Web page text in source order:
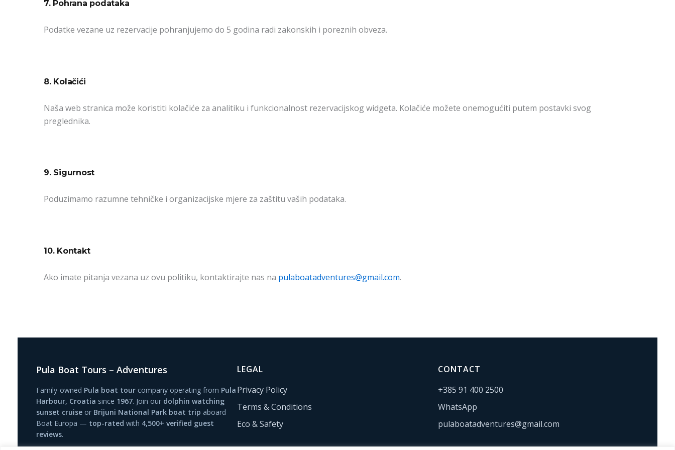
7. Pohrana podataka
Podatke vezane uz rezervacije pohranjujemo do 5 godina radi zakonskih i poreznih obveza.
8. Kolačići
Naša web stranica može koristiti kolačiće za analitiku i funkcionalnost rezervacijskog widgeta. Kolačiće možete onemogućiti putem postavki svog
preglednika.
9. Sigurnost
Poduzimamo razumne tehničke i organizacijske mjere za zaštitu vaših podataka.
10. Kontakt
Ako imate pitanja vezana uz ovu politiku, kontaktirajte nas na pulaboatadventures@gmail.com.
Pula Boat Tours – Adventures
Family-owned Pula boat tour company operating from Pula
Harbour, Croatia since 1967. Join our dolphin watching
sunset cruise or Brijuni National Park boat trip aboard
Boat Europa — top-rated with 4,500+ verified guest
reviews.
LEGAL
Privacy Policy
Terms & Conditions
Eco & Safety
CONTACT
+385 91 400 2500
WhatsApp
pulaboatadventures@gmail.com